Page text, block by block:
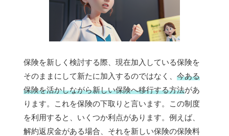
保険を新しく検討する際、現在加入している保険を
そのままにして新たに加入するのではなく、 今ある
保険を活かしながら新しい保険へ移行する方法があ
ります。これを保険の下取りと言います。この制度
を利用すると、いくつか利点があります。例えば、
解約返戻金がある場合、それを新しい保険の保険料